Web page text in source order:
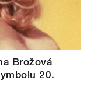
Brožová
20.